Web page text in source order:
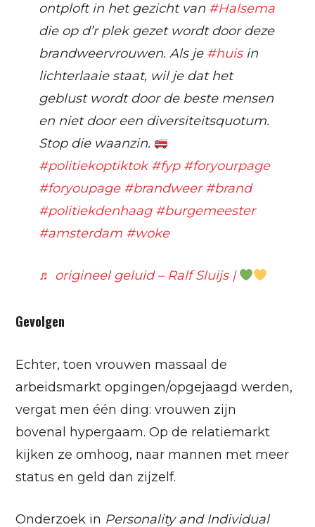
ontploft in het gezicht van #Halsema
die op d’r plek gezet wordt door deze
brandweervrouwen. Als je #huisin
lichterlaaie staat, wil je dat het
geblust wordt door de beste mensen
en niet door een diversiteitsquotum.
Stop die waanzin.
#politiekoptiktok #fyp #foryourpage
#foryoupage #brandweer #brand
#politiekdenhaag #burgemeester
#amsterdam #woke
♬ origineel geluid – Ralf Sluijs |
Gevolgen
Echter, toen vrouwen massaal de
arbeidsmarkt opgingen/opgejaagd werden,
vergat men één ding: vrouwen zijn
bovenal hypergaam. Op de relatiemarkt
kijken ze omhoog, naar mannen met meer
status en geld dan zijzelf.
Onderzoek in Personality and Individual